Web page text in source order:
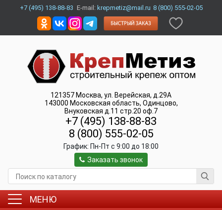
+7 (495) 138-88-83 E-mail: krepmetiz@mail.ru 8 (800) 555-02-05
121357 Москва, ул. Верейская, д.29А
143000 Московская область, Одинцово,
Внуковская д.11 стр.20 оф.7
+7 (495) 138-88-83
8 (800) 555-02-05
График: Пн-Пт c 9:00 до 18:00
Заказать звонок
МЕНЮ